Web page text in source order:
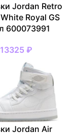
Jordan Retro
Royal GS
600073991
13325 ₽
Jordan Air